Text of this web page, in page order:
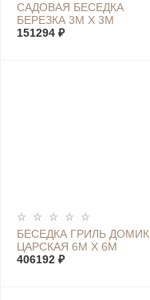
САДОВАЯ БЕСЕДКА
БЕРЕЗКА 3М Х 3М
151294 ₽
БЕСЕДКА ГРИЛЬ ДОМИК
ЦАРСКАЯ 6М Х 6М
406192 ₽